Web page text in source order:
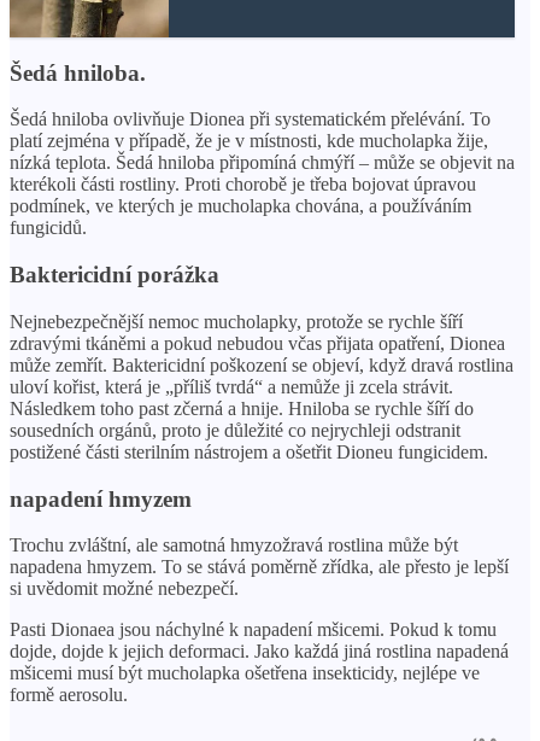
Šedá hniloba.
Šedá hniloba ovlivňuje Dionea při systematickém přelévání. To
platí zejména v případě, že je v místnosti, kde mucholapka žije,
nízká teplota. Šedá hniloba připomíná chmýří – může se objevit na
kterékoli části rostliny. Proti chorobě je třeba bojovat úpravou
podmínek, ve kterých je mucholapka chována, a používáním
fungicidů.
Baktericidní porážka
Nejnebezpečnější nemoc mucholapky, protože se rychle šíří
zdravými tkáněmi a pokud nebudou včas přijata opatření, Dionea
může zemřít. Baktericidní poškození se objeví, když dravá rostlina
uloví kořist, která je „příliš tvrdá“ a nemůže ji zcela strávit.
Následkem toho past zčerná a hnije. Hniloba se rychle šíří do
sousedních orgánů, proto je důležité co nejrychleji odstranit
postižené části sterilním nástrojem a ošetřit Dioneu fungicidem.
napadení hmyzem
Trochu zvláštní, ale samotná hmyzožravá rostlina může být
napadena hmyzem. To se stává poměrně zřídka, ale přesto je lepší
si uvědomit možné nebezpečí.
Pasti Dionaea jsou náchylné k napadení mšicemi. Pokud k tomu
dojde, dojde k jejich deformaci. Jako každá jiná rostlina napadená
mšicemi musí být mucholapka ošetřena insekticidy, nejlépe ve
formě aerosolu.